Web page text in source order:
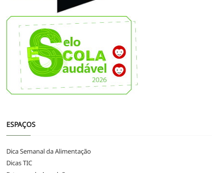
ESPAÇOS
Dica Semanal da Alimentação
Dicas TIC